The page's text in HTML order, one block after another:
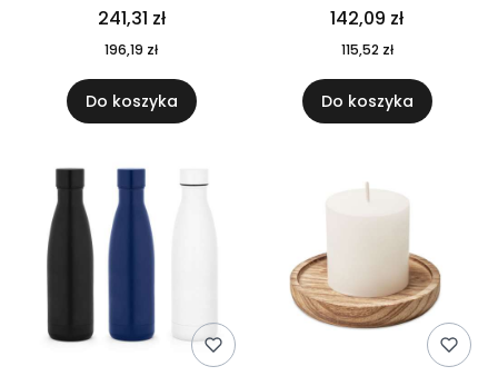
241,31 zł
196,19 zł
Do koszyka
142,09 zł
115,52 zł
Do koszyka